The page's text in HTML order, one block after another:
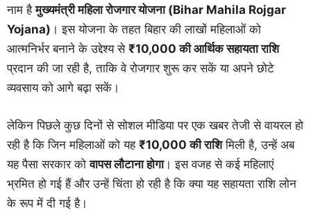
नाम हैमुख्यमंत्री महिला रोजगार योजना (Bihar Mahila Rojgar
Yojana) । इस योजना के तहत बिहार की लाखों महिलाओं को
आत्मनिर्भर बनाने के उद्देश्य से ₹10,000 की आर्थिक सहायता राशि
प्रदान की जा रही है, ताकि वे रोजगार शुरू कर सकें या अपने छोटे
व्यवसाय को आगे बढ़ा सकें।
लेकिन पिछले कुछ दिनों से सोशल मीडिया पर एक खबर तेजी से वायरल हो
रही है कि जिन महिलाओं को यह ₹10,000 की राशिमिली है, उन्हें अब
यह पैसा सरकार कोवापस लौटाना होगा। इस वजह से कई महिलाएं
भ्रमित हो गई हैं और उन्हें चिंता हो रही है कि क्या यह सहायता राशि लोन
के रूप में दी गई है।